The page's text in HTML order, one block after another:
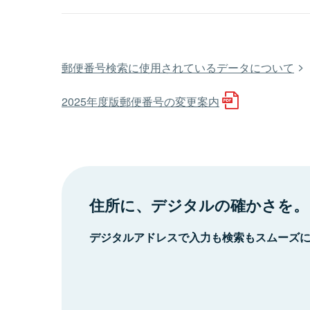
郵便番号検索に使用されているデータについて
2025年度版郵便番号の変更案内
住所に、デジタルの確かさを。
デジタルアドレスで入力も検索もスムーズ